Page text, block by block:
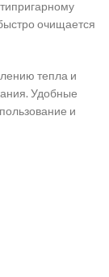
очищается
тепла и
Удобные
и